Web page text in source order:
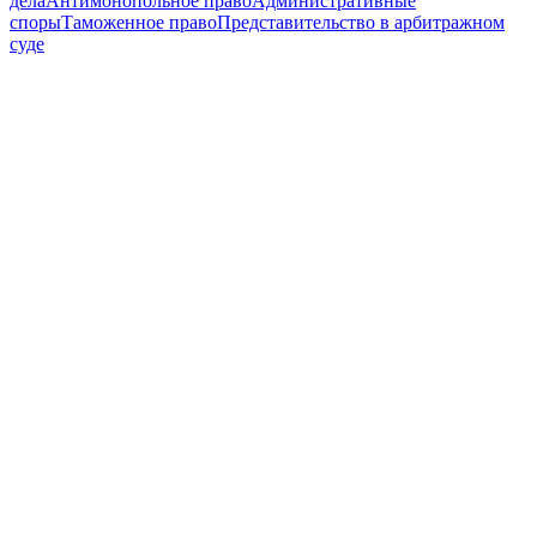
спорыТаможенное правоПредставительство в арбитражном
суде